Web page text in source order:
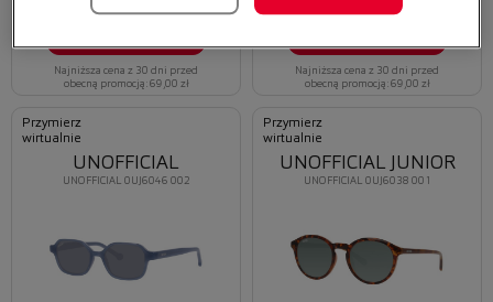
69,00 zł48,30 zł
Najniższa cena z 30 dni przed
obecną promocją: 69,00 zł
69,00 zł48,30 zł
Najniższa cena z 30 dni przed
obecną promocją: 69,00 zł
Przymierz
wirtualnie
UNOFFICIAL 0UJ6046 002
UNOFFICIAL
Przymierz
wirtualnie
UNOFFICIAL 0UJ6038 001
UNOFFICIAL JUNIOR